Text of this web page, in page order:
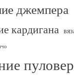
джемпера
кардигана